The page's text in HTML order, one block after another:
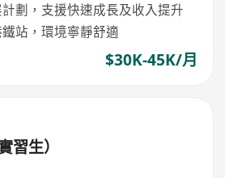
劃，支援快速成長及收入提升
站，環境寧靜舒適
$30K-45K/月
習生）